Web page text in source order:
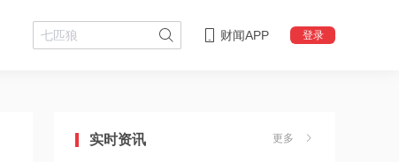
财闻APP 登录
实时资讯 更多
美盈森：预计上半年净利同比下降超
20%，东莞美芯龙收入占比较小、对公